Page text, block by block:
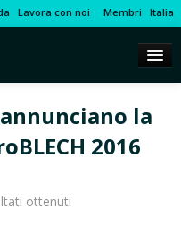
Lavora con noi Membri Italia
la
2016
ottenuti